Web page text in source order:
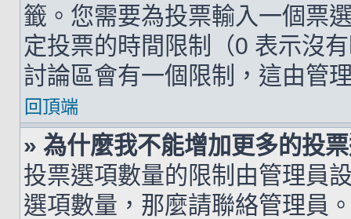
籤。您需要為投票輸入一個票
定投票的時間限制（0 表示沒
討論區會有一個限制，這由管
回頂端
» 為什麼我不能增加更多的投
投票選項數量的限制由管理員
選項數量，那麼請聯絡管理員